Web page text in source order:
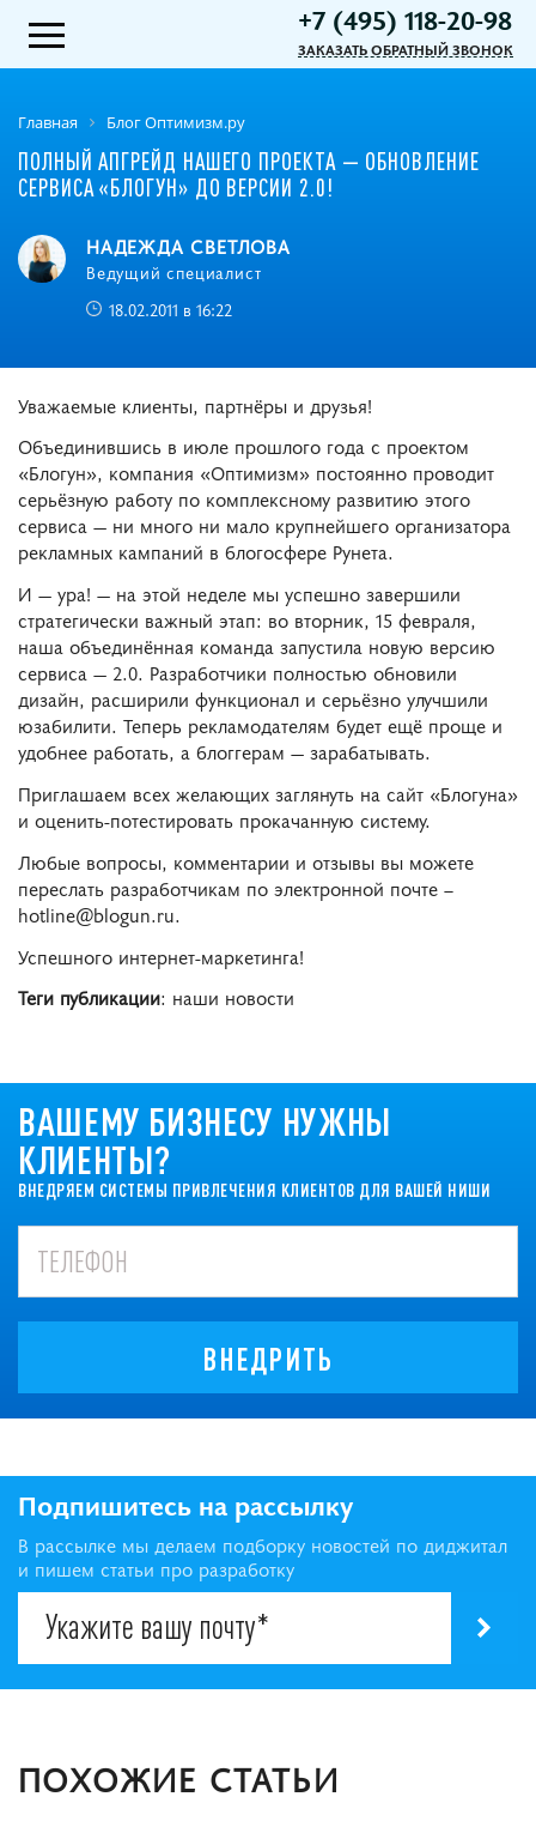
+7 (495) 118-20-98
ЗАКАЗАТЬ ОБРАТНЫЙ ЗВОНОК
Главная Блог Оптимизм.ру
ПОЛНЫЙ АПГРЕЙД НАШЕГО ПРОЕКТА — ОБНОВЛЕНИЕ
СЕРВИСА «БЛОГУН» ДО ВЕРСИИ 2.0!
НАДЕЖДА СВЕТЛОВА
Ведущий специалист
18.02.2011 в 16:22
Уважаемые клиенты, партнёры и друзья!
Объединившись в июле прошлого года с проектом
«Блогун», компания «Оптимизм» постоянно проводит
серьёзную работу по комплексному развитию этого
сервиса — ни много ни мало крупнейшего организатора
рекламных кампаний в блогосфере Рунета.
И — ура! — на этой неделе мы успешно завершили
стратегически важный этап: во вторник, 15 февраля,
наша объединённая команда запустила новую версию
сервиса — 2.0. Разработчики полностью обновили
дизайн, расширили функционал и серьёзно улучшили
юзабилити. Теперь рекламодателям будет ещё проще и
удобнее работать, а блоггерам — зарабатывать.
Приглашаем всех желающих заглянуть на сайт «Блогуна»
и оценить-потестировать прокачанную систему.
Любые вопросы, комментарии и отзывы вы можете
переслать разработчикам по электронной почте –
hotline@blogun.ru.
Успешного интернет-маркетинга!
Теги публикации: наши новости
ВАШЕМУ БИЗНЕСУ НУЖНЫ
КЛИЕНТЫ?
ВНЕДРЯЕМ СИСТЕМЫ ПРИВЛЕЧЕНИЯ КЛИЕНТОВ ДЛЯ ВАШЕЙ НИШИ
ВНЕДРИТЬ
Подпишитесь на рассылку
В рассылке мы делаем подборку новостей по диджитал
и пишем статьи про разработку
ПОХОЖИЕ СТАТЬИ